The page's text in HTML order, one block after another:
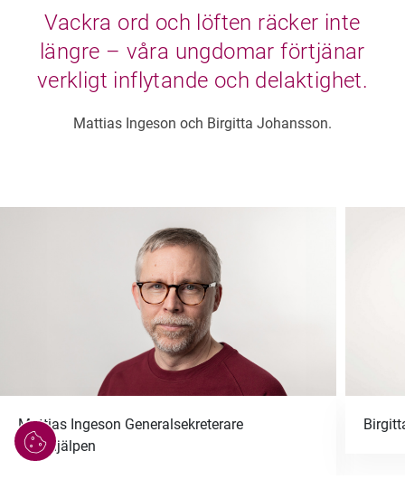
Vackra ord och löften räcker inte
längre – våra ungdomar förtjänar
verkligt inflytande och delaktighet.
Mattias Ingeson och Birgitta Johansson.
Mattias Ingeson Generalsekreterare
Erikshjälpen
Hantera